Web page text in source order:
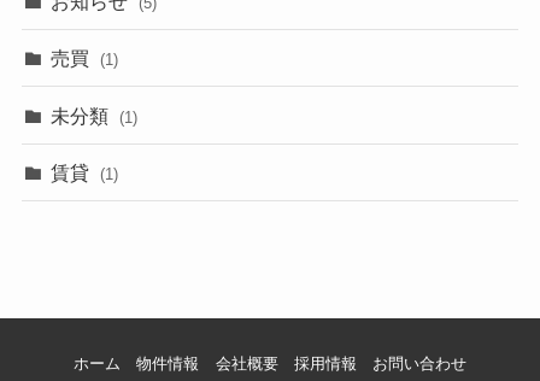
売買 (1)
未分類 (1)
賃貸 (1)
ホーム 物件情報 会社概要 採用情報 お問い合わせ